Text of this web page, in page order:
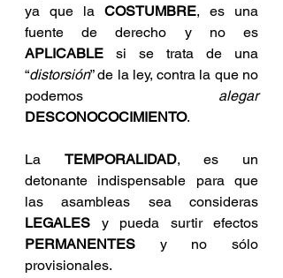
ya que la COSTUMBRE, es una
APLICABLE si se trata de una
“distorsión” de la ley, contra la que no
podemos alegar
DESCONOCOCIMIENTO.
La TEMPORALIDAD, es un
detonante indispensable para que
LEGALES
PERMANENTES y no sólo
provisionales.